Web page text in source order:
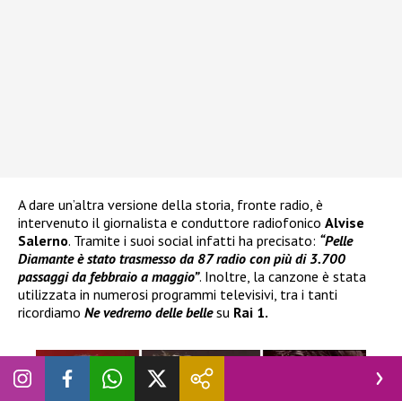
A dare un’altra versione della storia, fronte radio, è
intervenuto il giornalista e conduttore radiofonico Alvise
Salerno. Tramite i suoi social infatti ha precisato: “Pelle
Diamante è stato trasmesso da 87 radio con più di 3.700
passaggi da febbraio a maggio”. Inoltre, la canzone è stata
utilizzata in numerosi programmi televisivi, tra i tanti
ricordiamo Ne vedremo delle bellesu Rai 1.